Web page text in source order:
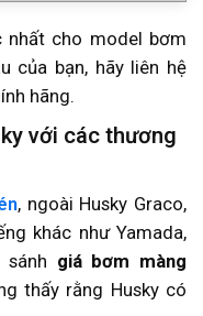
nhất cho model bơm
của bạn, hãy liên hệ
hãng.
với các thương
, ngoài Husky Graco,
khác như Yamada,
sánh giá bơm màng
thấy rằng Husky có